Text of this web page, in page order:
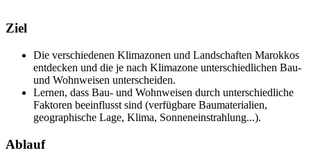
Ziel
Die verschiedenen Klimazonen und Landschaften Marokkos
entdecken und die je nach Klimazone unterschiedlichen Bau-
und Wohnweisen unterscheiden.
Lernen, dass Bau- und Wohnweisen durch unterschiedliche
Faktoren beeinflusst sind (verfügbare Baumaterialien,
geographische Lage, Klima, Sonneneinstrahlung...).
Ablauf